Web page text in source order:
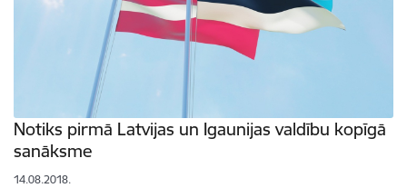
Notiks pirmā Latvijas un Igaunijas valdību kopīgā
sanāksme
14.08.2018.